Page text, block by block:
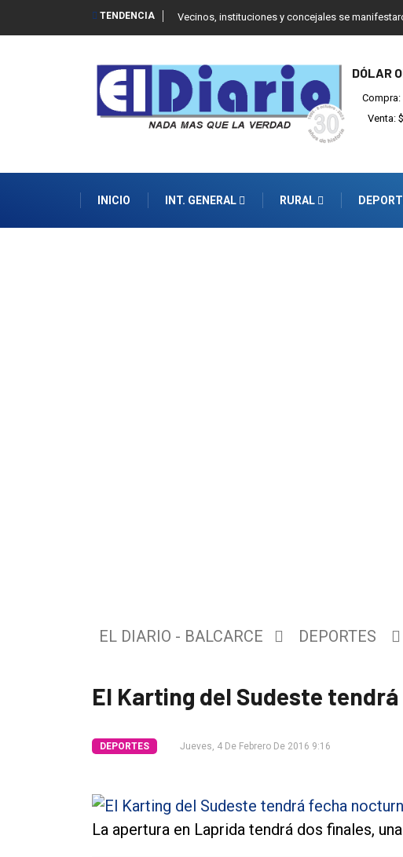
TENDENCIA Vecinos, instituciones y concejales se
DÓLAR
Compra:
Venta:
INICIO INT. GENERAL RURAL
EL DIARIO - BALCARCE DEPORTES
El Karting del Sudeste
DEPORTES Jueves, 4 De Febrero De 2016 9:16
La apertura en Laprida tendrá dos finales,